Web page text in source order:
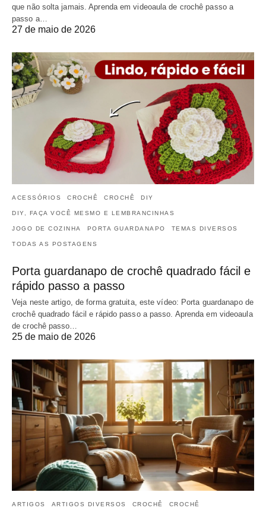
que não solta jamais. Aprenda em videoaula de crochê passo a
passo a…
27 de maio de 2026
ACESSÓRIOS CROCHÊ CROCHÊ DIY
DIY, FAÇA VOCÊ MESMO E LEMBRANCINHAS
JOGO DE COZINHA PORTA GUARDANAPO TEMAS DIVERSOS
TODAS AS POSTAGENS
Porta guardanapo de crochê quadrado fácil e
rápido passo a passo
Veja neste artigo, de forma gratuita, este vídeo: Porta guardanapo de
crochê quadrado fácil e rápido passo a passo. Aprenda em videoaula
de crochê passo…
25 de maio de 2026
ARTIGOS ARTIGOS DIVERSOS CROCHÊ CROCHÊ